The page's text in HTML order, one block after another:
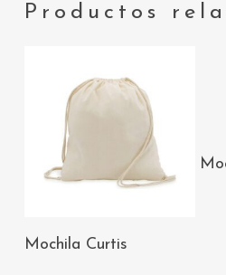
Productos
AÑADIR AL
Mochila Curtis